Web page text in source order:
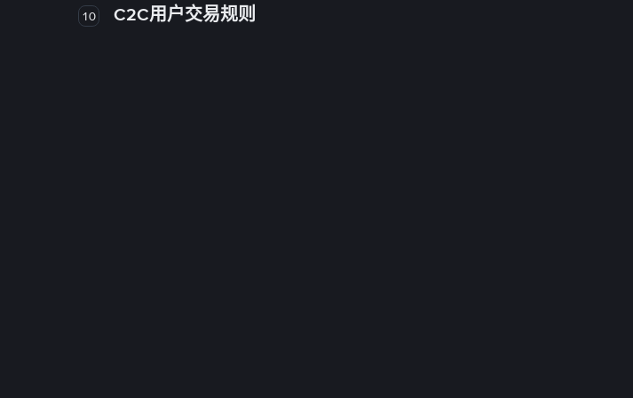
10 C2C用户交易规则